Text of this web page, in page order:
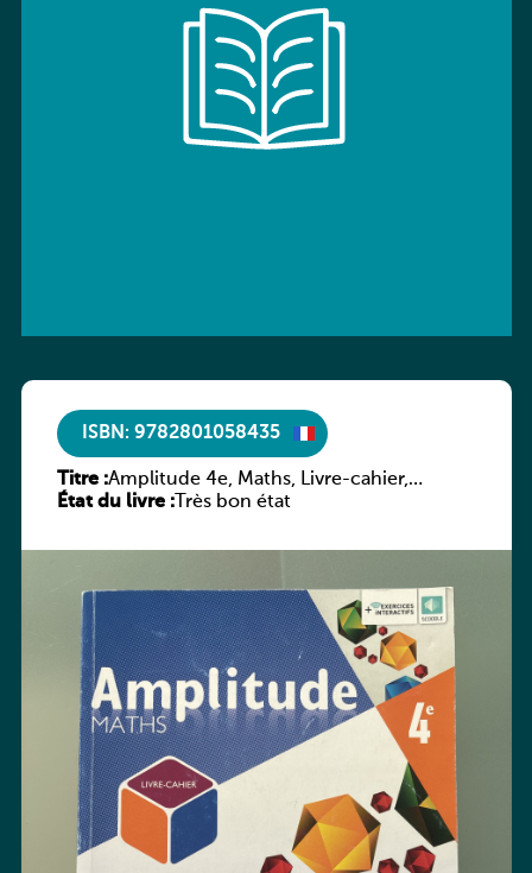
ISBN: 9782801058435
Titre :Amplitude 4e, Maths, Livre-cahier,
version luxembourgeoise
État du livre :Très bon état